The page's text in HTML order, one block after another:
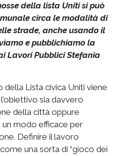
della lista Uniti si può
circa le modalità di
strade, anche usando il
e pubblichiamo la
Lavori Pubblici Stefania
Lista civica Uniti viene
sia davvero
della città oppure
modo efficace per
Definire il lavoro
una sorta di “gioco dei